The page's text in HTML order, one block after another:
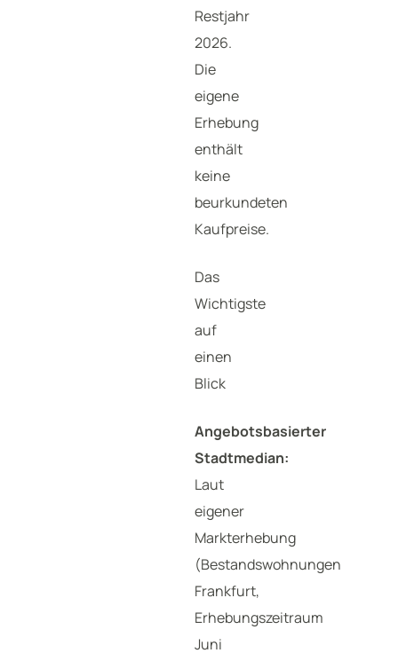
Restjahr
2026.
Die
eigene
Erhebung
enthält
keine
beurkundeten
Kaufpreise.
Das
Wichtigste
auf
einen
Blick
Angebotsbasierter
Stadtmedian:
Laut
eigener
Markterhebung
(Bestandswohnungen
Frankfurt,
Erhebungszeitraum
Juni